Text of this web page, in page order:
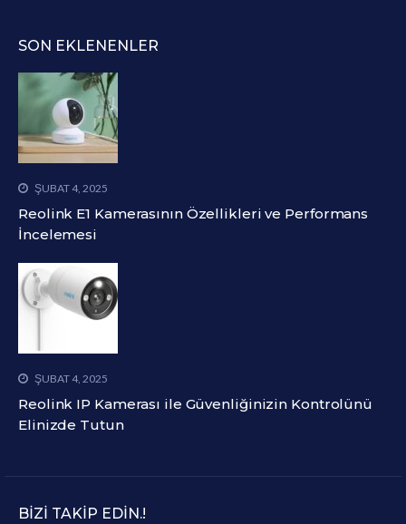
SON EKLENENLER
ŞUBAT 4, 2025
Reolink E1 Kamerasının Özellikleri ve Performans
İncelemesi
ŞUBAT 4, 2025
Reolink IP Kamerası ile Güvenliğinizin Kontrolünü
Elinizde Tutun
BIZI TAKIP EDIN.!